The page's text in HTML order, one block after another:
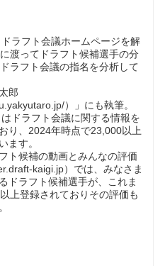
ラフト会議ホームページを解
渡ってドラフト候補選手の分
ラフト会議の指名を分析して
郎
）」にも執筆。
ドラフト会議に関する情報を
り、2024年時点で23,000以上
ます。
ト候補の動画とみんなの評価
kaigi.jp）では、みなさま
ドラフト候補選手が、これま
上登録されておりその評価も